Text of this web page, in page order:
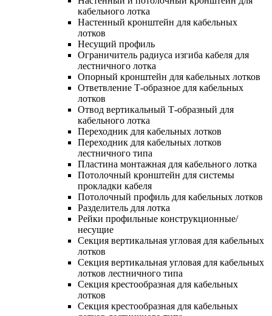
кабельного лотка
Настенный кронштейн для кабельных
лотков
Несущий профиль
Ограничитель радиуса изгиба кабеля для
лестничного лотка
Опорный кронштейн для кабельных лотков
Ответвление Т-образное для кабельных
лотков
Отвод вертикальный Т-образный для
кабельного лотка
Переходник для кабельных лотков
Переходник для кабельных лотков
лестничного типа
Пластина монтажная для кабельного лотка
Потолочный кронштейн для системы
прокладки кабеля
Потолочный профиль для кабельных лотков
Разделитель для лотка
Рейки профильные конструкционные/
несущие
Секция вертикальная угловая для кабельных
лотков
Секция вертикальная угловая для кабельных
лотков лестничного типа
Секция крестообразная для кабельных
лотков
Секция крестообразная для кабельных